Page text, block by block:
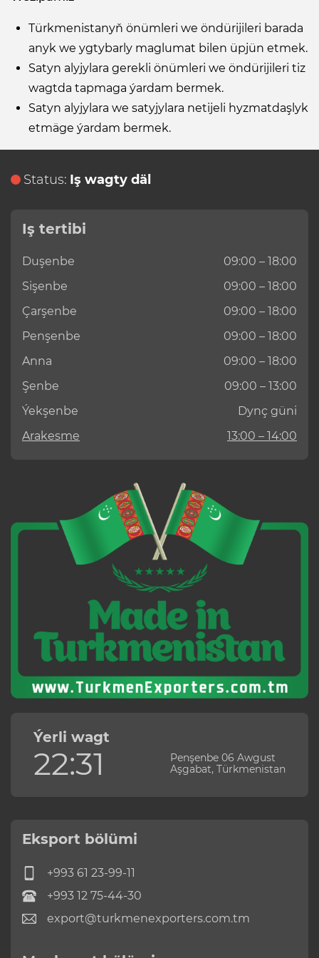
Türkmenistanyň önümleri we öndürijileri barada
anyk we ygtybarly maglumat bilen üpjün etmek.
Satyn alyjylara gerekli önümleri we öndürijileri tiz
wagtda tapmaga ýardam bermek.
Satyn alyjylara we satyjylara netijeli hyzmatdaşlyk
etmäge ýardam bermek.
Status: Iş wagty däl
Iş tertibi
Duşenbe
09:00 – 18:00
Sişenbe
09:00 – 18:00
Çarşenbe
09:00 – 18:00
Penşenbe
09:00 – 18:00
Anna
09:00 – 18:00
Şenbe
09:00 – 13:00
Ýekşenbe
Dynç güni
Arakesme
13:00 – 14:00
Ýerli wagt
22:31
Penşenbe 06 Awgust
Aşgabat, Türkmenistan
Eksport bölümi
+993 61 23-99-11
+993 12 75-44-30
export@turkmenexporters.com.tm